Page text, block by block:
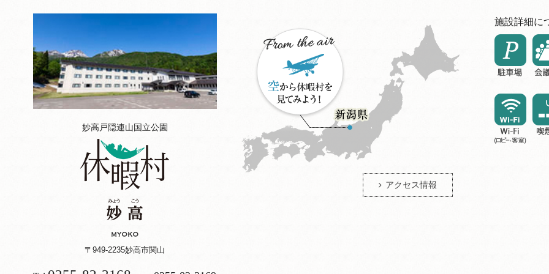
妙高戸隠連山国立公園
〒949-2235妙高市関山
アクセス情報
施設詳細に